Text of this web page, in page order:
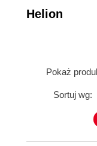
Helion
Pokaż
Sortuj wg: